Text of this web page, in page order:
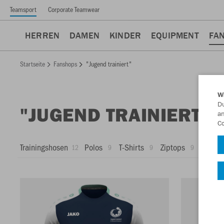
Teamsport Corporate Teamwear
HERREN DAMEN KINDER EQUIPMENT
Startseite Fanshops "Jugend trainiert"
"JUGEND TRAINIERT"
Trainingshosen 12 Polos 9 T-Shirts 9 Ziptops 9